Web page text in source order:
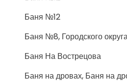
Баня №12
Баня №8, Городского
Баня На Вострецова
Баня на дровах, Баня на